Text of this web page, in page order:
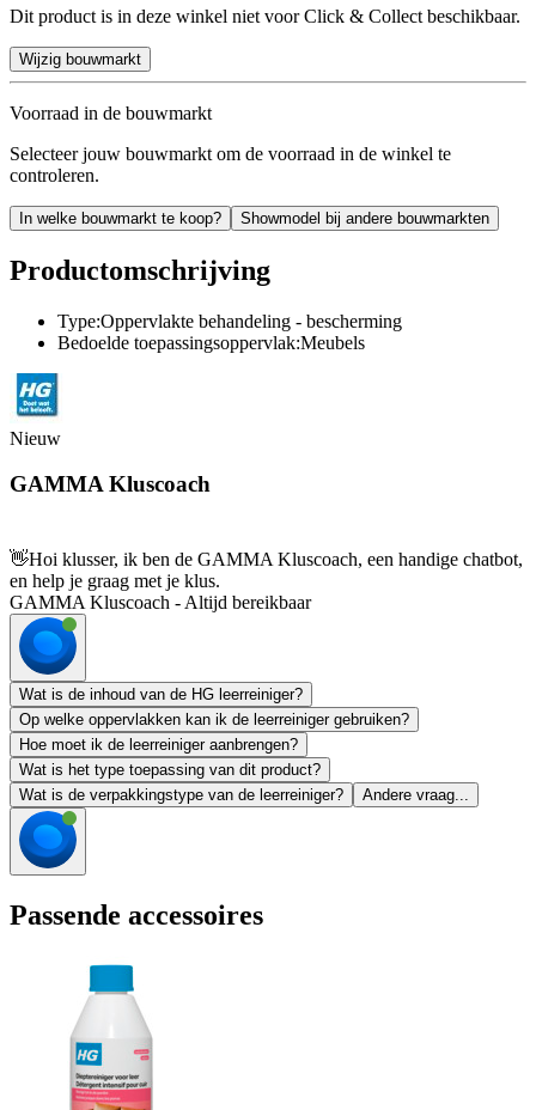
Dit product is in deze winkel niet voor Click & Collect beschikbaar.
Wijzig bouwmarkt
Voorraad in de bouwmarkt
Selecteer jouw bouwmarkt om de voorraad in de winkel te
controleren.
In welke bouwmarkt te koop? Showmodel bij andere bouwmarkten
Productomschrijving
Type:Oppervlakte behandeling - bescherming
Bedoelde toepassingsoppervlak:Meubels
Nieuw
GAMMA Kluscoach
👋Hoi klusser, ik ben de GAMMA Kluscoach, een handige chatbot,
en help je graag met je klus.
GAMMA Kluscoach - Altijd bereikbaar
Wat is de inhoud van de HG leerreiniger?
Op welke oppervlakken kan ik de leerreiniger gebruiken?
Hoe moet ik de leerreiniger aanbrengen?
Wat is het type toepassing van dit product?
Wat is de verpakkingstype van de leerreiniger?
Andere vraag...
Passende accessoires